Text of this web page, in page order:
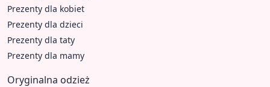
Prezenty dla kobiet
Prezenty dla dzieci
Prezenty dla taty
Prezenty dla mamy
Oryginalna odzież